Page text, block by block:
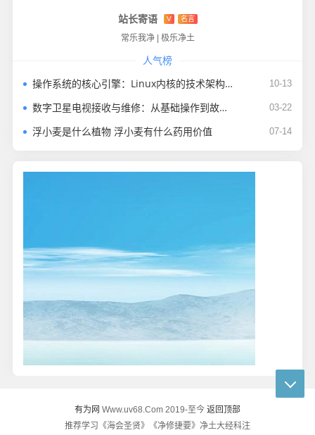
站长寄语 V 名言
常乐我净 | 极乐净土
人气榜
操作系统的核心引擎：Linux内核的技术架构与生态价值 10-13
数字卫星电视接收与维修：从基础操作到故障排查，全程详解 03-22
浮小麦是什么植物 浮小麦有什么药用价值 07-14
有为网 Www.uv68.Com 2019-至今 返回顶部
推荐学习《海会圣贤》《净修捷要》净土大经科注